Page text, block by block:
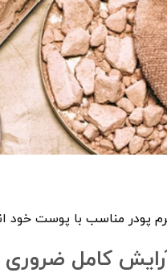
پودر مناسب با پوست خود
کامل